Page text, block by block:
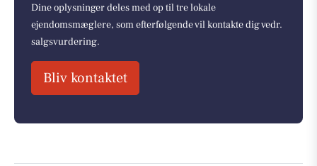
Dine oplysninger deles med op til tre lokale
ejendomsmæglere, som efterfølgende vil kontakte dig vedr.
salgsvurdering.
Bliv kontaktet